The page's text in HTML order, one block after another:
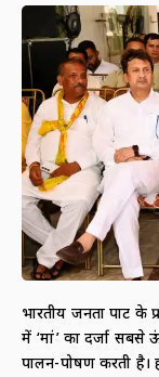
भारतीय जनता पार्टी
में ‘मां’ का दर्जा
पालन-पोषण करती है।